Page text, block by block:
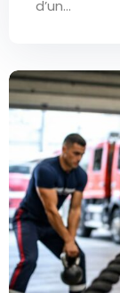
d’un...